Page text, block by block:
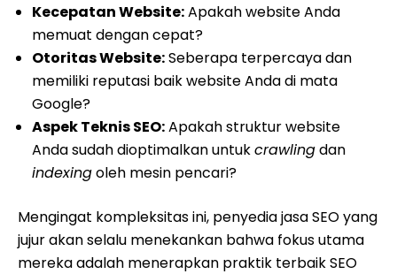
Kecepatan Website:Apakah website Anda
memuat dengan cepat?
Otoritas Website:Seberapa terpercaya dan
memiliki reputasi baik website Anda di mata
Google?
Aspek Teknis SEO:Apakah struktur website
Anda sudah dioptimalkan untukcrawlingdan
indexingoleh mesin pencari?
Mengingat kompleksitas ini, penyedia jasa SEO yang
jujur akan selalu menekankan bahwa fokus utama
mereka adalah menerapkan praktik terbaik SEO